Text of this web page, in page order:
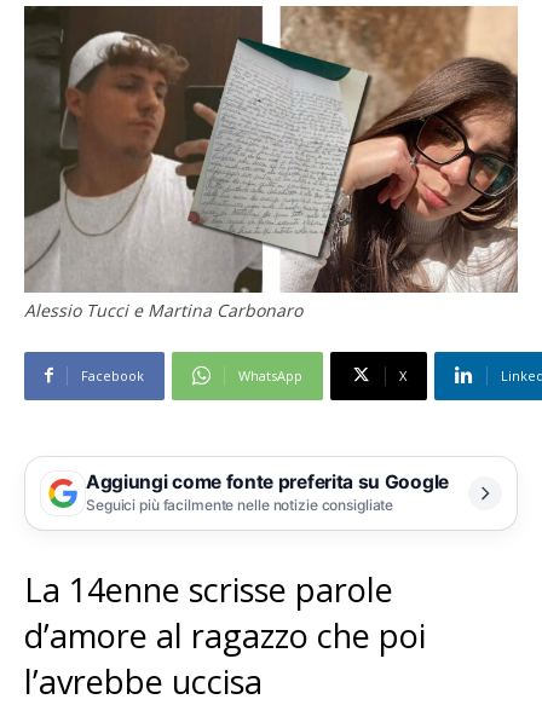
Alessio Tucci e Martina Carbonaro
Facebook WhatsApp X
Aggiungi come fonte preferita su Google
Seguici più facilmente nelle notizie consigliate
La 14enne scrisse parole
d’amore al ragazzo che poi
l’avrebbe uccisa